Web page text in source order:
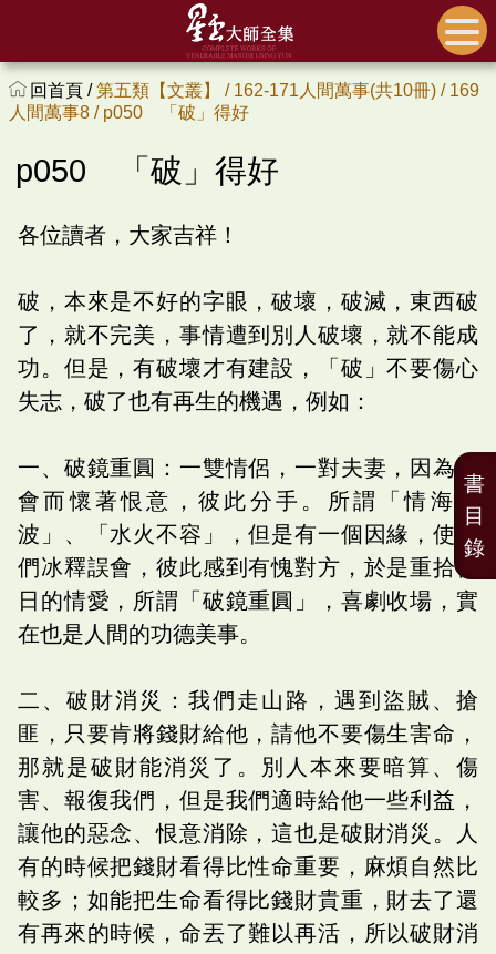
回首頁 /第五類【文叢】 / 162-171人間萬事(共10冊) / 169
人間萬事8 / p050 「破」得好
p050 「破」得好
各位讀者，大家吉祥！
破，本來是不好的字眼，破壞，破滅，東西破
了，就不完美，事情遭到別人破壞，就不能成
功。但是，有破壞才有建設，「破」不要傷心
失志，破了也有再生的機遇，例如：
一、破鏡重圓：一雙情侶，一對夫妻，因為誤
會而懷著恨意，彼此分手。所謂「情海生
波」、「水火不容」，但是有一個因緣，使他
們冰釋誤會，彼此感到有愧對方，於是重拾往
日的情愛，所謂「破鏡重圓」，喜劇收場，實
在也是人間的功德美事。
二、破財消災：我們走山路，遇到盜賊、搶
匪，只要肯將錢財給他，請他不要傷生害命，
那就是破財能消災了。別人本來要暗算、傷
害、報復我們，但是我們適時給他一些利益，
讓他的惡念、恨意消除，這也是破財消災。人
有的時候把錢財看得比性命重要，麻煩自然比
較多；如能把生命看得比錢財貴重，財去了還
有再來的時候，命丟了難以再活，所以破財消
書
目
錄